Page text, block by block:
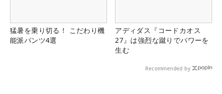
猛暑を乗り切る！ こだわり機
能派パンツ4選
アディダス『コードカオス
27』は強烈な蹴りでパワーを
生む
Recommended by